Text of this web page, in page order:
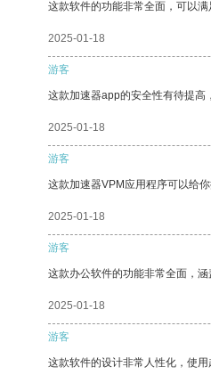
这款软件的功能非常全面，可以满
2025-01-18
游客
这款加速器app的安全性有待提高
2025-01-18
游客
这款加速器VPM应用程序可以给
2025-01-18
游客
这款办公软件的功能非常全面，
2025-01-18
游客
这款软件的设计非常人性化，使用